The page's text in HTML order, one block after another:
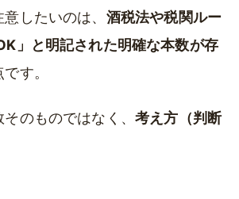
したいのは、 酒税法や税関ルー
」と明記された明確な本数が存
す。
のものではなく、 考え方（判断